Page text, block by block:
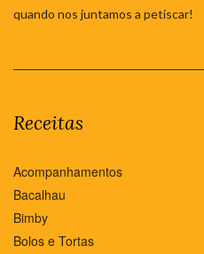
quando nos juntamos a petiscar!
Receitas
Acompanhamentos
Bacalhau
Bimby
Bolos e Tortas